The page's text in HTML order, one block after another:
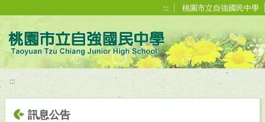
::: 桃園市立自強國民中學
:::
訊息公告